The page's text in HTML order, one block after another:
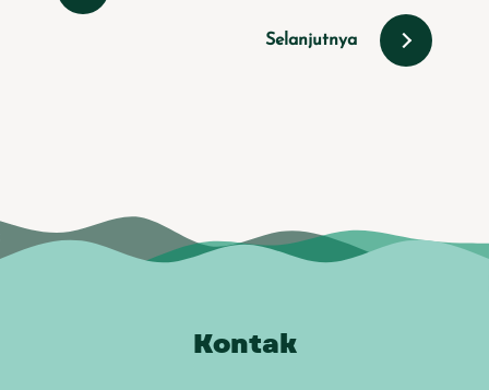
Selanjutnya
Kontak